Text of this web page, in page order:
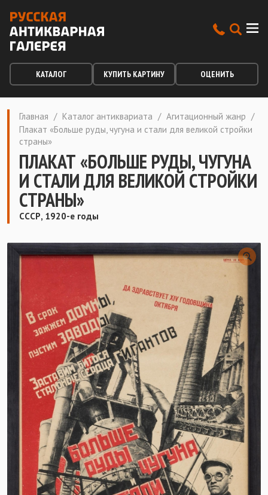
КАТАЛОГ КУПИТЬ КАРТИНУ ОЦЕНИТЬ
Главная / Каталог антиквариата / Агитационный жанр /
Плакат «Больше руды, чугуна и стали для великой стройки
страны»
ПЛАКАТ «БОЛЬШЕ РУДЫ, ЧУГУНА
И СТАЛИ ДЛЯ ВЕЛИКОЙ СТРОЙКИ
СТРАНЫ»
СССР, 1920-е годы